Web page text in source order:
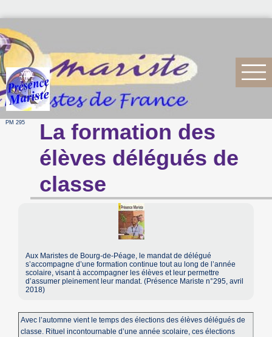
PM 295
La formation des
élèves délégués de
classe
Aux Maristes de Bourg-de-Péage, le mandat de délégué
s’accompagne d’une formation continue tout au long de l’année
scolaire, visant à accompagner les élèves et leur permettre
d’assumer pleinement leur mandat. (Présence Mariste n°295, avril
2018)
Avec l’automne vient le temps des élections des élèves délégués de
classe. Rituel incontournable d’une année scolaire, ces élections